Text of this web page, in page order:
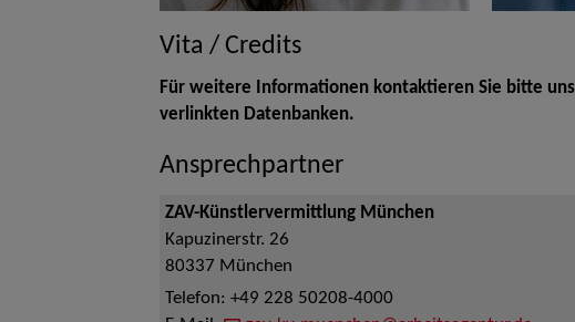
Vita / Credits
Für weitere Informationen kontaktieren Sie bitte
verlinkten Datenbanken.
Ansprechpartner
ZAV-Künstlervermittlung München
Kapuzinerstr. 26
80337 München
Telefon: +49 228 50208-4000